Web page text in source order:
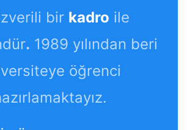
bir kadro ile
. 1989 yılından beri
öğrenci